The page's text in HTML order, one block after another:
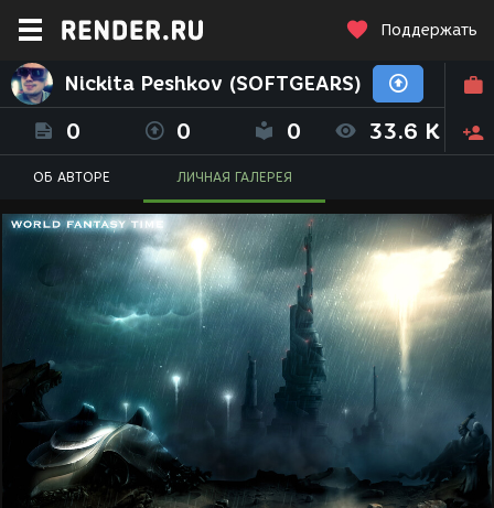
Поддержать
Nickita Peshkov (SOFTGEARS)
0 0 0 33.6 K
ОБ АВТОРЕ ЛИЧНАЯ ГАЛЕРЕЯ